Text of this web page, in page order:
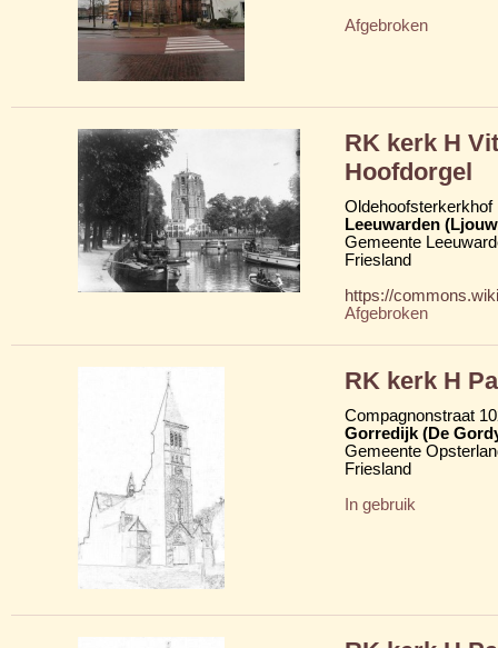
Afgebroken
RK kerk H
Hoofdorgel
Oldehoofsterkerkhof
Leeuwarden
Gemeente
Friesland
https://
Afgebroken
RK kerk H
Compagnonstraat
Gorredijk (De
Gemeente
Friesland
In gebruik